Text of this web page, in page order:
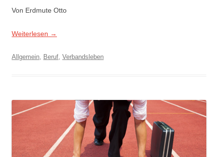
Von Erdmute Otto
Weiterlesen →
Allgemein Beruf Verbandsleben